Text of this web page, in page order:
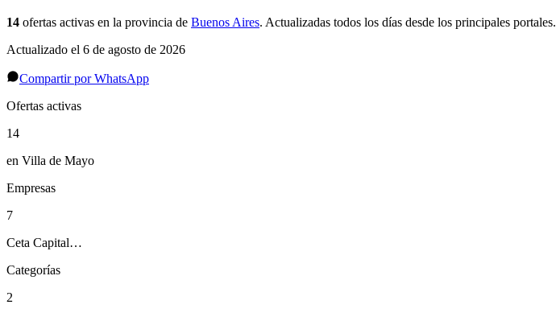
14 ofertas activas en la provincia de Buenos Aires. Actualizadas todos los días desde los principales portales.
Actualizado el 6 de agosto de 2026
Compartir por WhatsApp
Ofertas activas
14
en Villa de Mayo
Empresas
7
Ceta Capital…
Categorías
2